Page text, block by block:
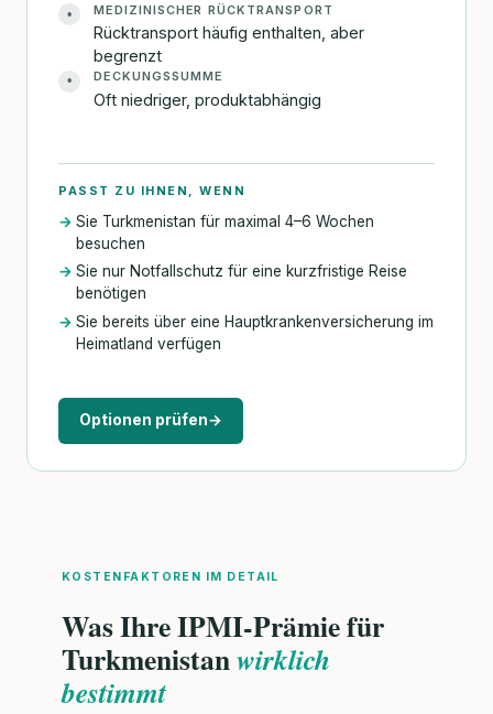
• MEDIZINISCHER RÜCKTRANSPORT
Rücktransport häufig enthalten, aber
begrenzt
• DECKUNGSSUMME
Oft niedriger, produktabhängig
PASST ZU IHNEN, WENN
Sie Turkmenistan für maximal 4–6 Wochen
besuchen
Sie nur Notfallschutz für eine kurzfristige Reise
benötigen
Sie bereits über eine Hauptkrankenversicherung im
Heimatland verfügen
Optionen prüfen→
KOSTENFAKTOREN IM DETAIL
Was Ihre IPMI-Prämie für
Turkmenistanwirklich
bestimmt